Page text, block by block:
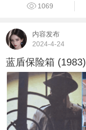
1069
内容发布
2024-4-24
蓝盾保险箱 (1983)